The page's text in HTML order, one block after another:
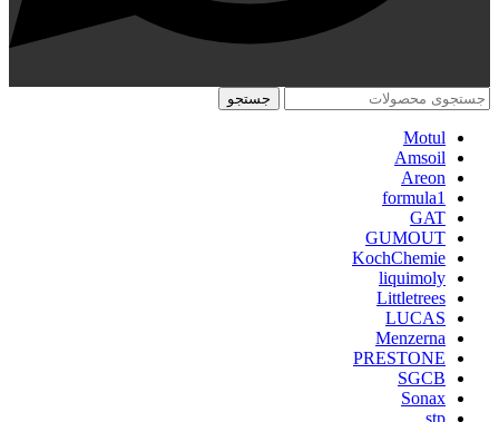
جستجو
Motul
Amsoil
Areon
formula1
GAT
GUMOUT
KochChemie
liquimoly
Littletrees
LUCAS
Menzerna
PRESTONE
SGCB
Sonax